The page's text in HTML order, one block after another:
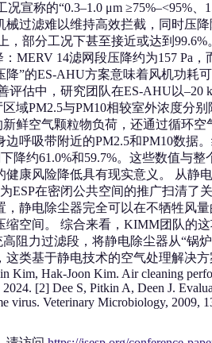
况宣称的“0.3–1.0 μm
过滤难以维持高效拦截，同时压
，部分工况下甚至接近或达到
MERV 14滤网段压降约为157 Pa
降”的ES‑AHU方案意味着风机功
评估中，研究团队在ES‑AHU以
域PM2.5与PM10相较室外浓度分
鲜空气颗粒物负荷，还通过循环
呼吸带附近的PM2.5和PM10数据
降约61.0%和59.7%。这些数值与
康风险降低具有现实意义。 从静
ESP在密闭公共空间的推广扫清了
静电除尘器完全可以在不牺牲风
空间。 综合来看，KIMM团队的
阻力过滤段，将静电除尘器从“
类基于静电技术的空气处理解决
Kim, Hak-Joon Kim. Air cleaning
[2] Dee S, Pitkin A, Deen J.
virus. Veterinary Microbiology, 2009,